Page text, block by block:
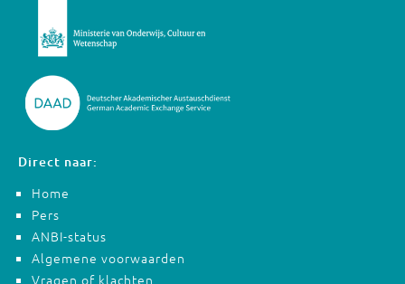
Direct naar:
Home
Pers
ANBI-status
Algemene voorwaarden
Vragen of klachten